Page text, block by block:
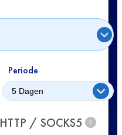
Periode
HTTP / SOCKS5 ?